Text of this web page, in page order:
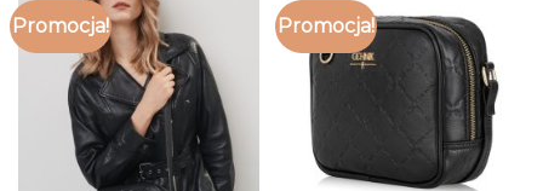
Promocja! Promocja!